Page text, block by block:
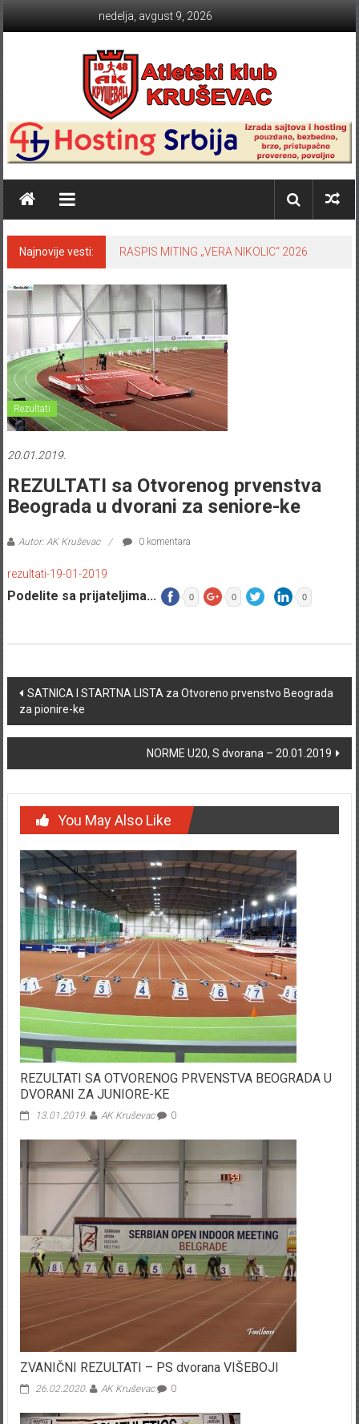
nedelja, avgust 9, 2026
Atletski klub KRUŠEVAC
Najnovije vesti: RASPIS MITING „VERA NIKOLIC“ 2026
Rezultati
20.01.2019.
REZULTATI sa Otvorenog prvenstva
Beograda u dvorani za seniore-ke
Autor: AK Kruševac 0 komentara
rezultati-19-01-2019
Podelite sa prijateljima... 0 0 0
Post navigation
SATNICA I STARTNA LISTA za Otvoreno prvenstvo Beograda
za pionire-ke
NORME U20, S dvorana – 20.01.2019
You May Also Like
REZULTATI SA OTVORENOG PRVENSTVA BEOGRADA U
DVORANI ZA JUNIORE-KE
13.01.2019. AK Kruševac 0
ZVANIČNI REZULTATI – PS dvorana VIŠEBOJI
26.02.2020. AK Kruševac 0